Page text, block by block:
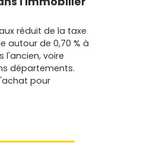
réduit de la taxe
autour de 0,70 % à
l'ancien, voire
départements.
pour